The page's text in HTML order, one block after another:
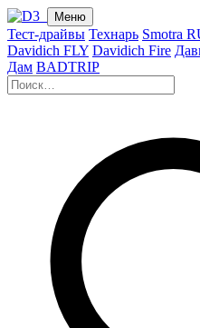
Меню
Тест-драйвы Технарь Smotra
Davidich FLY Davidich Fire
Дам BADTRIP